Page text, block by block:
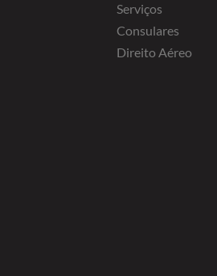
Serviços
Consulares
Direito Aéreo